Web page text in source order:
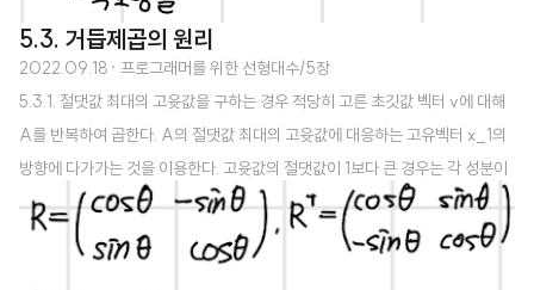
곱법의 모든 고윳값을 구하는 경우에서 단위행렬을 초깃값으로 한 경우는 k스
텝의 값 A_k는 같다. 5.4.2. 헤센버그 행렬 우선 닮음변환으로 해센버그(Hess
enberg) 행렬이라는 형태로 변환하고 나서 QR 반복을 시행 헤센버그 행렬은
QR 반..
5.3. 거듭제곱의 원리
2022.09.18 · 프로그래머를 위한 선형대수/5장
5.3.1. 절댓값 최대의 고윳값을 구하는 경우 적당히 고른 초깃값 벡터 v에 대해
A를 반복하여 곱한다. A의 절댓값 최대의 고윳값에 대응하는 고유벡터 x_1의
방향에 다가가는 것을 이용한다. 고윳값의 절댓값이 1보다 큰 경우는 각 성분이
너무 커지고, 1보다 작은 경우는 너무작아진다. 따라서 각 스텝에서 길이가 1이
될 수 있도록 조절하며 계산해야 한다. 5.3.2. 절댓값 최소의 고윳값을 구하는
경우 적당히 고른 초깃값 벡터 v에 대해 역행렬 A^-1를 반복하여 곱한다. A의